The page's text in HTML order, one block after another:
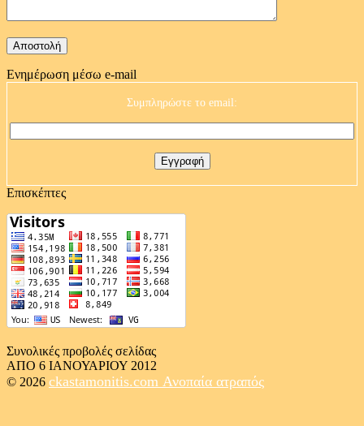
Ενημέρωση μέσω e-mail
Συμπληρώστε το email:
Επισκέπτες
Συνολικές προβολές σελίδας
ΑΠΟ 6 ΙΑΝΟΥΑΡΙΟΥ 2012
© 2026 ckastamonitis.com Ανοπαία ατραπός